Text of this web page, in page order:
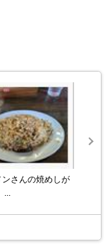
さんの焼めしが
...